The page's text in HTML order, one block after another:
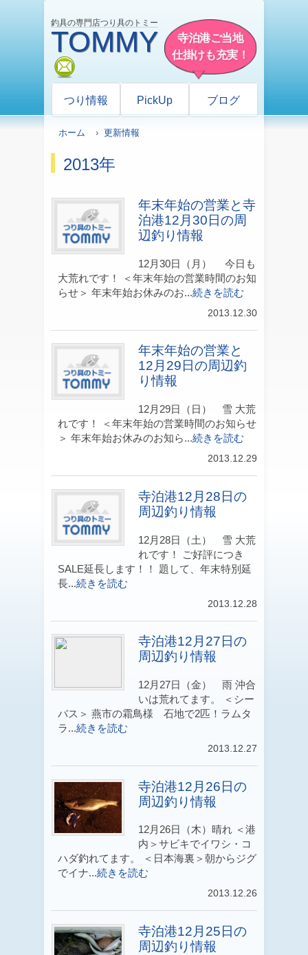
釣具の専門店つり具のトミー
TOMMY
寺泊港ご当地
仕掛けも充実！
つり情報 PickUp ブログ
ホーム › 更新情報
2013年
年末年始の営業と寺
泊港12月30日の周
辺釣り情報
12月30日（月） 今日も
大荒れです！ ＜年末年始の営業時間のお知
らせ＞ 年末年始お休みのお...続きを読む
2013.12.30
年末年始の営業と
12月29日の周辺釣
り情報
12月29日（日） 雪 大荒
れです！ ＜年末年始の営業時間のお知らせ
＞ 年末年始お休みのお知ら...続きを読む
2013.12.29
寺泊港12月28日の
周辺釣り情報
12月28日（土） 雪 大荒
れです！ ご好評につき
SALE延長します！！ 題して、年末特別延
長...続きを読む
2013.12.28
寺泊港12月27日の
周辺釣り情報
12月27日（金） 雨 沖合
いは荒れてます。 ＜シー
バス＞ 燕市の霜鳥様 石地で2匹！ラムタ
ラ...続きを読む
2013.12.27
寺泊港12月26日の
周辺釣り情報
12月26日（木）晴れ ＜港
内＞サビキでイワシ・コ
ハダ釣れてます。 ＜日本海裏＞朝からジグ
でイナ...続きを読む
2013.12.26
寺泊港12月25日の
周辺釣り情報